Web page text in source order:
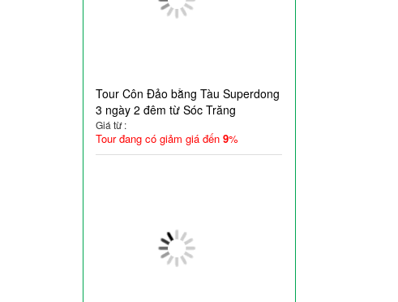
Tour Côn Đảo bằng Tàu Superdong
3 ngày 2 đêm từ Sóc Trăng
Giá từ :
Tour đang có giảm giá đến 9%